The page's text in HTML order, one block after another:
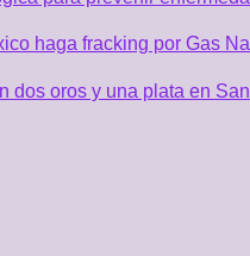
haga fracking por Gas
dos oros y una plata en